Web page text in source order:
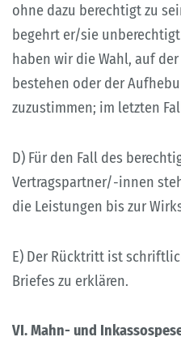
ohne dazu berechtigt zu
begehrt er/sie
haben wir die Wahl, auf
bestehen oder der
zuzustimmen; im letzten
D) Für den Fall des
Vertragspartner/-innen
die Leistungen bis zur
E) Der Rücktritt ist
Briefes zu erklären.
VI. Mahn- und